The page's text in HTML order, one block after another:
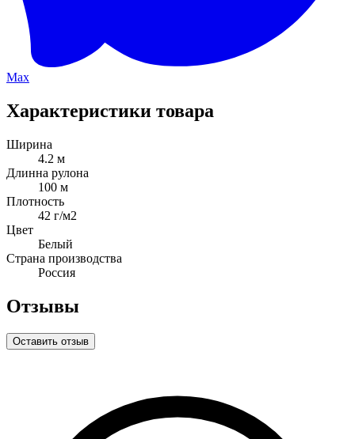
Max
Характеристики товара
Ширина
4.2 м
Длинна рулона
100 м
Плотность
42 г/м2
Цвет
Белый
Страна производства
Россия
Отзывы
Оставить отзыв